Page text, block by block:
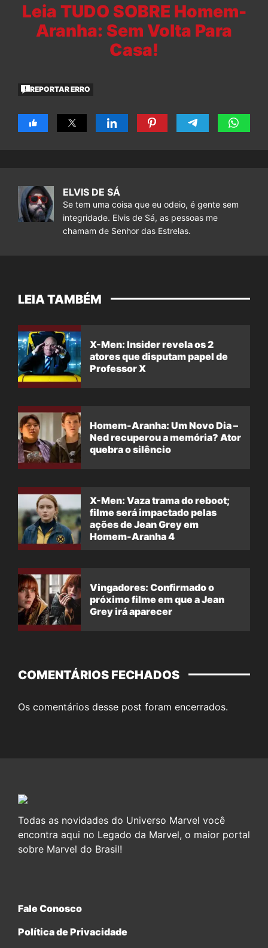
Leia TUDO SOBRE Homem-
Aranha: Sem Volta Para
Casa!
REPORTAR ERRO
ELVIS DE SÁ
Se tem uma coisa que eu odeio, é gente sem
integridade. Elvis de Sá, as pessoas me
chamam de Senhor das Estrelas.
LEIA TAMBÉM
X-Men: Insider revela os 2
atores que disputam papel de
Professor X
Homem-Aranha: Um Novo Dia –
Ned recuperou a memória? Ator
quebra o silêncio
X-Men: Vaza trama do reboot;
filme será impactado pelas
ações de Jean Grey em
Homem-Aranha 4
Vingadores: Confirmado o
próximo filme em que a Jean
Grey irá aparecer
COMENTÁRIOS FECHADOS
Os comentários desse post foram encerrados.
Todas as novidades do Universo Marvel você
encontra aqui no Legado da Marvel, o maior portal
sobre Marvel do Brasil!
Fale Conosco
Política de Privacidade